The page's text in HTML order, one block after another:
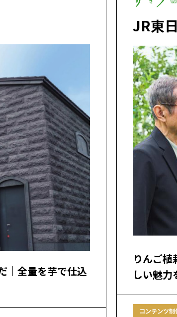
｜全量を芋で仕込
JR東
りんご
しい魅力
コンテンツ制